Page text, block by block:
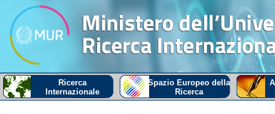
Ricerca
Internazionale
Spazio Europeo della
Ricerca